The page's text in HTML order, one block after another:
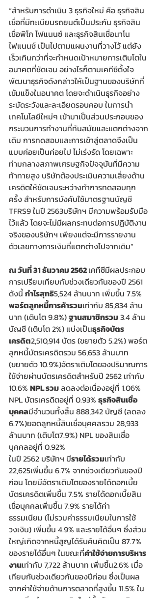
“สำหรับการดำเนิน 3 ธุรกิจใหม่ คือ ธุรกิจสิน
เชื่อที่มีทะเบียนรถยนต์เป็นประกัน ธุรกิจสิน
เชื่อพิโก ไฟแนนซ์ และธุรกิจสินเชื่อนาโน
ไฟแนนซ์ เป็นไปตามแผนงานที่วางไว้ แต่ยัง
เร็วเกินกว่าที่จะกำหนดเป้าหมายการเติบโตใน
อนาคตที่ชัดเจน อย่างไรก็ตามเคทีซีตั้งใจ
พัฒนาธุรกิจดังกล่าวให้เป็นฐานของบริษัทที่
เข้มแข็งในอนาคต โดยจะดำเนินธุรกิจอย่าง
ระมัดระวังและละเอียดรอบคอบ ในการนำ
เทคโนโลยีใหม่ๆ เข้ามาเป็นส่วนประกอบของ
กระบวนการทำงานที่ทันสมัยและแตกต่างจาก
เดิม การทดสอบและการเข้าสู่ตลาดจึงเป็น
แบบค่อยเป็นค่อยไป ไม่เร่งรัด โดยเฉพาะ
ท่ามกลางสภาพเศรษฐกิจปัจจุบันที่มีความ
ท้าทายสูง บริษัทต้องประเมินความเสี่ยงด้าน
เครดิตให้ชัดเจนระหว่างทำการทดสอบทุก
ครั้ง สำหรับการบังคับใช้มาตรฐานบัญชี
TFRS9 ในปี 2563บริษัทฯ มีความพร้อมรับมือ
ไว้แล้ว โดยจะไม่มีผลกระทบต่อการปฏิบัติงาน
จริงของบริษัทฯ เพียงแต่จะมีการรายงาน
ตัวเลขทางการเงินที่แตกต่างไปจากเดิม”
ณ วันที่ 31 ธันวาคม 2562 เคทีซีมีผลประกอบ
การเปรียบเทียบกับช่วงเดียวกันของปี 2561
ดังนี้ กำไรสุทธิ5,524 ล้านบาท เพิ่มขึ้น 7.5%
พอร์ตลูกหนี้การค้ารวมเท่ากับ 85,834 ล้าน
บาท (เติบโต 9.8%) ฐานสมาชิกรวม 3.4 ล้าน
บัญชี (เติบโต 2%) แบ่งเป็นธุรกิจบัตร
เครดิต2,510,914 บัตร (ขยายตัว 5.2%) พอร์ต
ลูกหนี้บัตรเครดิตรวม 56,653 ล้านบาท
(ขยายตัว 10.9%)อัตราเติบโตของปริมาณการ
ใช้จ่ายผ่านบัตรเครดิตสำหรับปี 2562 เท่ากับ
10.6% NPL รวม ลดลงต่อเนื่องอยู่ที่ 1.06%
NPL บัตรเครดิตอยู่ที่ 0.93% ธุรกิจสินเชื่อ
บุคคลมีจำนวนทั้งสิ้น 888,342 บัญชี (ลดลง
6.7%)ยอดลูกหนี้สินเชื่อบุคคลรวม 28,933
ล้านบาท (เติบโต7.9%) NPL ของสินเชื่อ
บุคคลอยู่ที่ 0.92%
ในปี 2562 บริษัทฯ มีรายได้รวมเท่ากับ
22,625เพิ่มขึ้น 6.7% จากช่วงเดียวกันของปี
ก่อน โดยมีอัตราเติบโตของรายได้ดอกเบี้ย
บัตรเครดิตเพิ่มขึ้น 7.5% รายได้ดอกเบี้ยสิน
เชื่อบุคคลเพิ่มขึ้น 7.9% รายได้ค่า
ธรรมเนียม (ไม่รวมค่าธรรมเนียมในการใช้
วงเงิน) เพิ่มขึ้น 4.9% และรายได้อื่นๆ ซึ่งส่วน
ใหญ่เกิดจากหนี้สูญได้รับคืนคิดเป็น 87.7%
ของรายได้อื่นๆ ในขณะที่ค่าใช้จ่ายการบริหาร
งานเท่ากับ 7,722 ล้านบาท เพิ่มขึ้น2.6% เมื่อ
เทียบกับช่วงเดียวกันของปีก่อน ซึ่งเป็นผล
จากค่าใช้จ่ายด้านการตลาดที่สูงขึ้น 11.5% ใน
การเพิ่มจำนวนสมาชิกใหม่ทั้งบัตรเครดิตและ